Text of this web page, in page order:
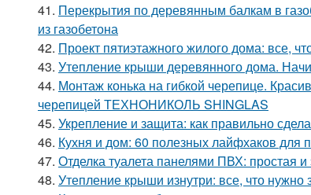
41. Перекрытия по деревянным балкам в
из газобетона
42. Проект пятиэтажного жилого дома: все,
43. Утепление крыши деревянного дома.
44. Монтаж конька на гибкой черепице.
черепицей ТЕХНОНИКОЛЬ SHINGLAS
45. Укрепление и защита: как правильно
46. Кухня и дом: 60 полезных лайфхаков для
47. Отделка туалета панелями ПВХ: простая
48. Утепление крыши изнутри: все, что